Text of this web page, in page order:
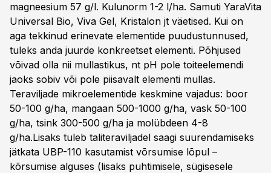
magneesium 57 g/l. Kulunorm 1-2 l/ha. Samuti YaraVita
Universal Bio, Viva Gel, Kristalon jt väetised. Kui on
aga tekkinud erinevate elementide puudustunnused,
tuleks anda juurde konkreetset elementi. Põhjused
võivad olla nii mullastikus, nt pH pole toiteelemendi
jaoks sobiv või pole piisavalt elementi mullas.
Teraviljade mikroelementide keskmine vajadus: boor
50-100 g/ha, mangaan 500-1000 g/ha, vask 50-100
g/ha, tsink 300-500 g/ha ja molübdeen 4-8
g/ha.Lisaks tuleb taliteraviljadel saagi suurendamiseks
jätkata UBP-110 kasutamist võrsumise lõpul –
kõrsumise alguses (lisaks puhtimisele, sügisesele